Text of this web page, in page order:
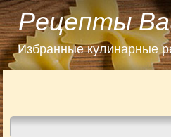
Рецепты
Избранные кулинарные